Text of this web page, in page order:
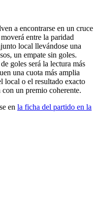
a encontrarse en un cruce
entre la paridad
local llevándose una
un empate sin goles.
goles será la lectura más
una cuota más amplia
local o el resultado exacto
un premio coherente.
en la ficha del partido en la